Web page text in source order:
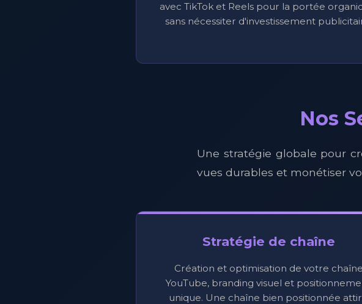
avec TikTok et Reels pour la portée
sans nécessiter d'investissement
Nos
Une stratégie globale pour
vues durables et monétiser
Stratégie de chaîne
Création et optimisation de votre chaîne
YouTube, branding visuel et
unique. Une chaîne bien positionnée